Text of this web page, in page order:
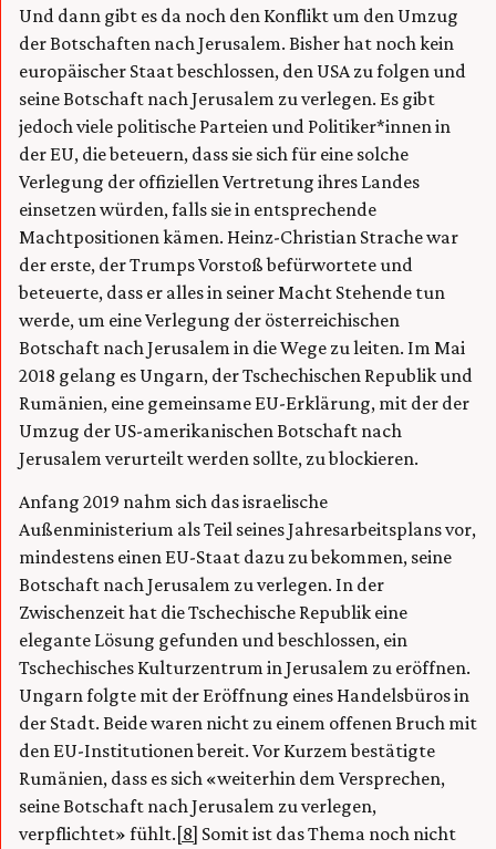
Und dann gibt es da noch den Konflikt um den Umzug
der Botschaften nach Jerusalem. Bisher hat noch kein
europäischer Staat beschlossen, den USA zu folgen und
seine Botschaft nach Jerusalem zu verlegen. Es gibt
jedoch viele politische Parteien und Politiker*innen in
der EU, die beteuern, dass sie sich für eine solche
Verlegung der offiziellen Vertretung ihres Landes
einsetzen würden, falls sie in entsprechende
Machtpositionen kämen. Heinz-Christian Strache war
der erste, der Trumps Vorstoß befürwortete und
beteuerte, dass er alles in seiner Macht Stehende tun
werde, um eine Verlegung der österreichischen
Botschaft nach Jerusalem in die Wege zu leiten. Im Mai
2018 gelang es Ungarn, der Tschechischen Republik und
Rumänien, eine gemeinsame EU-Erklärung, mit der der
Umzug der US-amerikanischen Botschaft nach
Jerusalem verurteilt werden sollte, zu blockieren.
Anfang 2019 nahm sich das israelische
Außenministerium als Teil seines Jahresarbeitsplans vor,
mindestens einen EU-Staat dazu zu bekommen, seine
Botschaft nach Jerusalem zu verlegen. In der
Zwischenzeit hat die Tschechische Republik eine
elegante Lösung gefunden und beschlossen, ein
Tschechisches Kulturzentrum in Jerusalem zu eröffnen.
Ungarn folgte mit der Eröffnung eines Handelsbüros in
der Stadt. Beide waren nicht zu einem offenen Bruch mit
den EU-Institutionen bereit. Vor Kurzem bestätigte
Rumänien, dass es sich «weiterhin dem Versprechen,
seine Botschaft nach Jerusalem zu verlegen,
verpflichtet» fühlt. [8] Somit ist das Thema noch nicht